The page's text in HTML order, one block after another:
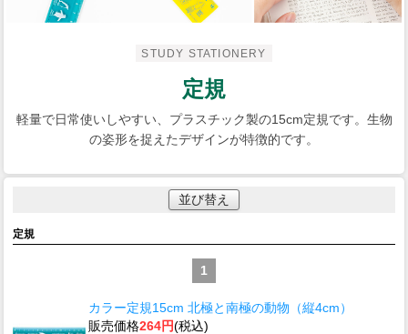
STUDY STATIONERY
定規
軽量で日常使いしやすい、プラスチック製の15cm定規です。生物
の姿形を捉えたデザインが特徴的です。
並び替え
定規
1
カラー定規15cm 北極と南極の動物（縦4cm）
販売価格264円(税込)